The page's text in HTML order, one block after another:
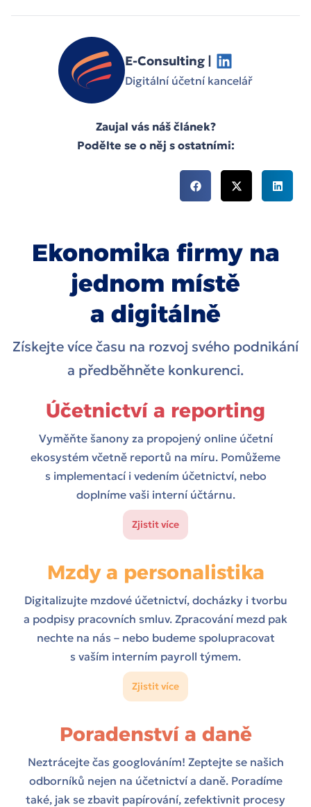
E-Consulting |
Digitální účetní kancelář
Zaujal vás náš článek?
Podělte se o něj s ostatními:
Ekonomika firmy na
jednom místě
a digitálně
Získejte více času na rozvoj svého podnikání
a předběhněte konkurenci.
Účetnictví a reporting
Vyměňte šanony za propojený online účetní
ekosystém včetně reportů na míru. Pomůžeme
s implementací i vedením účetnictví, nebo
doplníme vaši interní účtárnu.
Zjistit více
Mzdy a personalistika
Digitalizujte mzdové účetnictví, docházky i tvorbu
a podpisy pracovních smluv. Zpracování mezd pak
nechte na nás – nebo budeme spolupracovat
s vaším interním payroll týmem.
Zjistit více
Poradenství a daně
Neztrácejte čas googlováním! Zeptejte se našich
odborníků nejen na účetnictví a daně. Poradíme
také, jak se zbavit papírování, zefektivnit procesy